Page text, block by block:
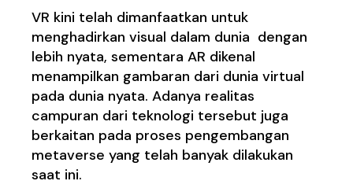
VR kini telah dimanfaatkan untuk
menghadirkan visual dalam dunia dengan
lebih nyata, sementara AR dikenal
menampilkan gambaran dari dunia virtual
pada dunia nyata. Adanya realitas
campuran dari teknologi tersebut juga
berkaitan pada proses pengembangan
metaverse yang telah banyak dilakukan
saat ini.